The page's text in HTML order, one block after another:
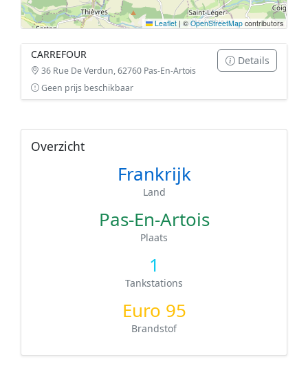
Leaflet | © OpenStreetMap contributors
CARREFOUR
36 Rue De Verdun, 62760 Pas-En-Artois
Details
Geen prijs beschikbaar
Overzicht
Frankrijk
Land
Pas-En-Artois
Plaats
1
Tankstations
Euro 95
Brandstof